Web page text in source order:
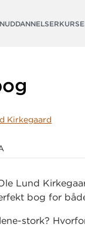
Kirkegaard
Lund
bog for
stork?